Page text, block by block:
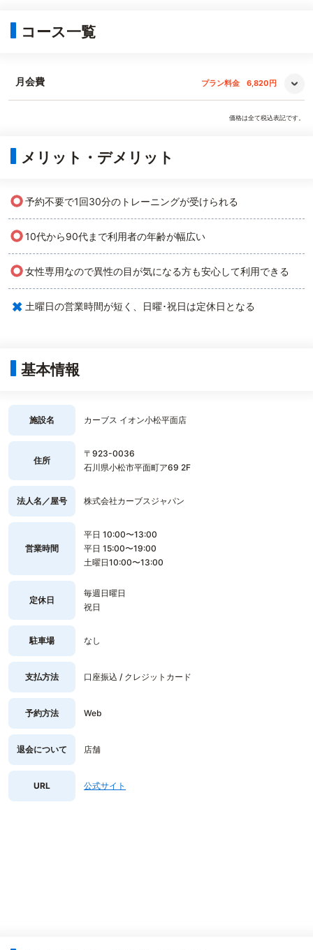
コース一覧
月会費 プラン料金 6,820円
価格は全て税込表記です。
メリット・デメリット
○予約不要で1回30分のトレーニングが受けられる
○10代から90代まで利用者の年齢が幅広い
○女性専用なので異性の目が気になる方も安心して利用できる
× 土曜日の営業時間が短く、日曜･祝日は定休日となる
基本情報
施設名 カーブス イオン小松平面店
住所
〒923-0036
石川県小松市平面町ア69 2F
法人名／屋号 株式会社カーブスジャパン
営業時間
平日 10:00〜13:00
平日 15:00〜19:00
土曜日10:00〜13:00
定休日
毎週日曜日
祝日
駐車場 なし
支払方法 口座振込 / クレジットカード
予約方法 Web
退会について 店舗
URL 公式サイト